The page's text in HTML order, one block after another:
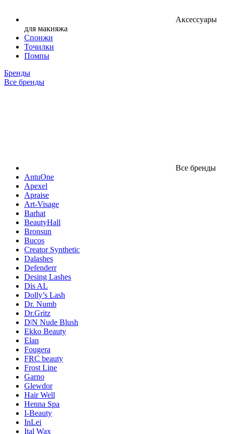
Аксессуары
для макияжа
Спонжи
Точилки
Помпы
Бренды
Все бренды
Все бренды
AntuOne
Apexel
Apraise
Art-Visage
Barhat
BeautyHall
Bronsun
Bucos
Creator Synthetic
Dalashes
Defenderr
Desing Lashes
Dis AL
Dolly’s Lash
Dr. Numb
Dr.Gritz
D|N Nude Blush
Ekko Beauty
Elan
Fougera
FRC beauty
Frost Line
Garno
Glewdor
Hair Well
Henna Spa
I-Beauty
InLei
Ital Wax